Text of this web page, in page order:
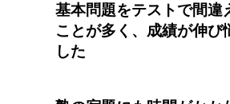
基本問題をテストで間違
ことが多く、成績が伸び
した